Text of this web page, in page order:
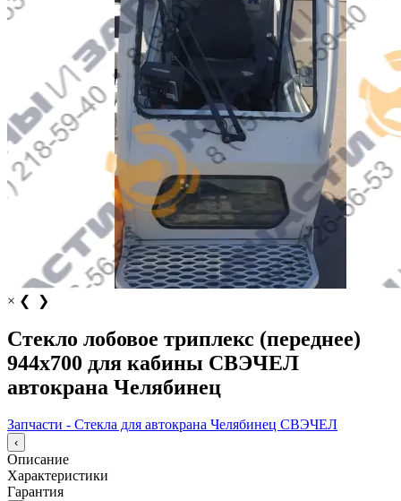
× ❮ ❯
Стекло лобовое триплекс (переднее)
944х700 для кабины СВЭЧЕЛ
автокрана Челябинец
Запчасти - Стекла для автокрана Челябинец СВЭЧЕЛ
‹
Описание
Характеристики
Гарантия